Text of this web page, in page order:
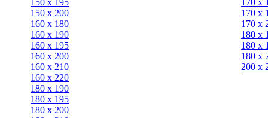
150 х 195
150 х 200
160 x 180
160 х 190
160 х 195
160 х 200
160 x 210
160 x 220
180 х 190
180 х 195
180 х 200
170 х
170 х
170 х
180 х
180 х
180 х
200 x